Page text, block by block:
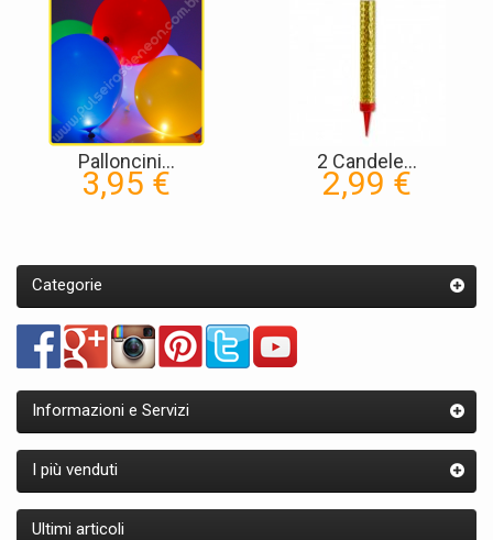
Palloncini...
3,95 €
2 Candele...
2,99 €
Categorie
Informazioni e Servizi
I più venduti
Ultimi articoli